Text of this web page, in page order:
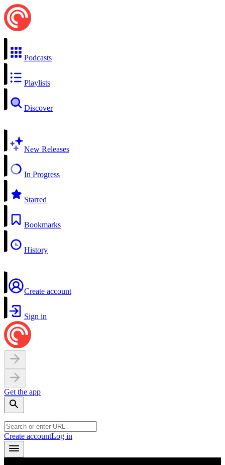
Podcasts
Playlists
Discover
New Releases
In Progress
Starred
Bookmarks
History
Create account
Sign in
Get the app
Create accountLog in